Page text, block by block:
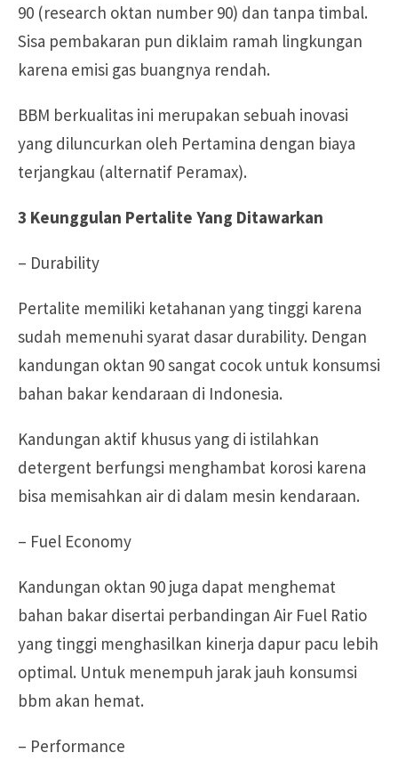
90 (research oktan number 90) dan tanpa timbal.
Sisa pembakaran pun diklaim ramah lingkungan
karena emisi gas buangnya rendah.
BBM berkualitas ini merupakan sebuah inovasi
yang diluncurkan oleh Pertamina dengan biaya
terjangkau (alternatif Peramax).
3 Keunggulan Pertalite Yang Ditawarkan
– Durability
Pertalite memiliki ketahanan yang tinggi karena
sudah memenuhi syarat dasar durability. Dengan
kandungan oktan 90 sangat cocok untuk konsumsi
bahan bakar kendaraan di Indonesia.
Kandungan aktif khusus yang di istilahkan
detergent berfungsi menghambat korosi karena
bisa memisahkan air di dalam mesin kendaraan.
– Fuel Economy
Kandungan oktan 90 juga dapat menghemat
bahan bakar disertai perbandingan Air Fuel Ratio
yang tinggi menghasilkan kinerja dapur pacu lebih
optimal. Untuk menempuh jarak jauh konsumsi
bbm akan hemat.
– Performance